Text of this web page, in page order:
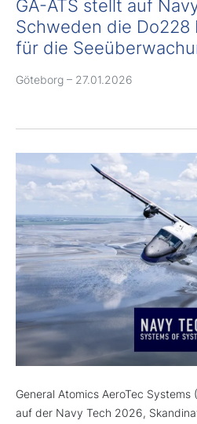
GA-ATS stellt auf
Schweden die Do228
für die
Göteborg – 27.01.2026
General Atomics AeroTec Systems
auf der Navy Tech 2026,